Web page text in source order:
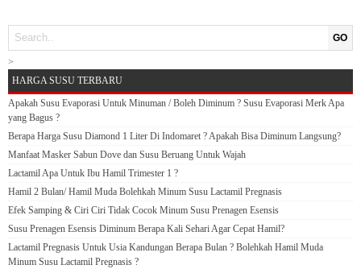
GO
>
HARGA SUSU TERBARU
Apakah Susu Evaporasi Untuk Minuman / Boleh Diminum ? Susu Evaporasi Merk Apa
yang Bagus ?
Berapa Harga Susu Diamond 1 Liter Di Indomaret ? Apakah Bisa Diminum Langsung?
Manfaat Masker Sabun Dove dan Susu Beruang Untuk Wajah
Lactamil Apa Untuk Ibu Hamil Trimester 1 ?
Hamil 2 Bulan/ Hamil Muda Bolehkah Minum Susu Lactamil Pregnasis
Efek Samping & Ciri Ciri Tidak Cocok Minum Susu Prenagen Esensis
Susu Prenagen Esensis Diminum Berapa Kali Sehari Agar Cepat Hamil?
Lactamil Pregnasis Untuk Usia Kandungan Berapa Bulan ? Bolehkah Hamil Muda
Minum Susu Lactamil Pregnasis ?